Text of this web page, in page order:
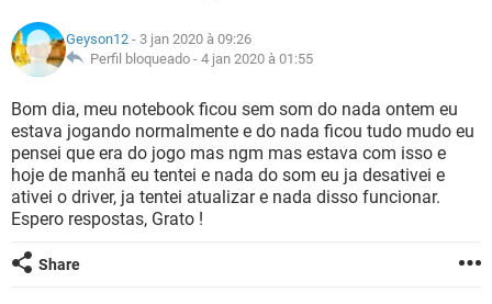
GUIA DE COMPRAS
INSTAGRAM
GUIA DE COMPRAS
CELULAR
OUTLOOK EXCEL
INSTAGRAM
GUIA DE COMPRAS
JOGOS
CELULAR
OUTLOOK EXCEL
INSTAGRAM GMAIL
GUIA DE COMPRAS
GLOSSÁRIO
JOGOS WHATSAPP
CELULAR FACEBOOK
OUTLOOK EXCEL
GUIA DE COMPRAS
Geyson12 - 3 jan 2020 à 09:26
Perfil bloqueado - 4 jan 2020 à 01:55
Bom dia, meu notebook ficou sem som do nada ontem eu
estava jogando normalmente e do nada ficou tudo mudo eu
pensei que era do jogo mas ngm mas estava com isso e
hoje de manhã eu tentei e nada do som eu ja desativei e
ativei o driver, ja tentei atualizar e nada disso funcionar.
Espero respostas, Grato !
Share